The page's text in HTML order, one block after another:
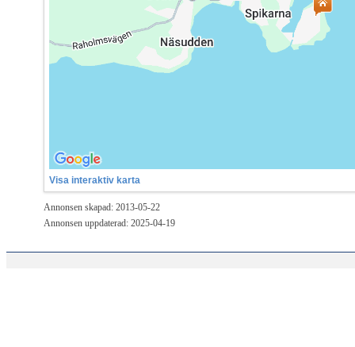
Visa interaktiv karta
Annonsen skapad: 2013-05-22
Annonsen uppdaterad: 2025-04-19